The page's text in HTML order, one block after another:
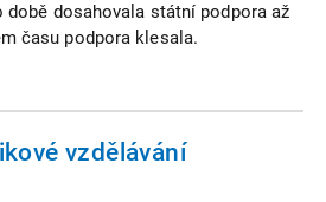
době dosahovala státní podpora až
času podpora klesala.
vzdělávání